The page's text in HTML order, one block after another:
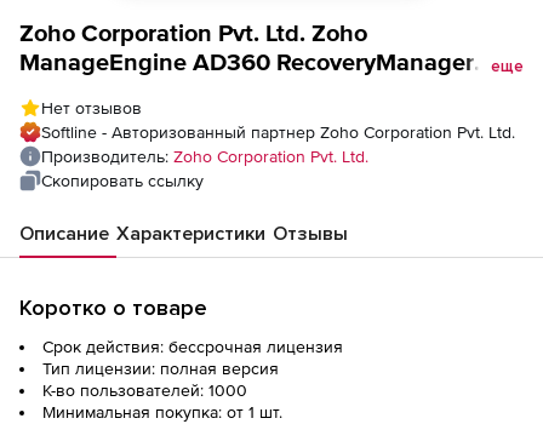
Zoho Corporation Pvt. Ltd. Zoho
ManageEngine AD360 RecoveryManager
Perpetual Model Single Installation), fee for
Zoho Workdrive Backup for 1000 Users
еще
Нет отзывов
Softline - Авторизованный партнер Zoho Corporation Pvt. Ltd.
Производитель: Zoho Corporation Pvt. Ltd.
Скопировать ссылку
Описание Характеристики Отзывы
Коротко о товаре
Срок действия: бессрочная лицензия
Тип лицензии: полная версия
К-во пользователей: 1000
Минимальная покупка: от 1 шт.